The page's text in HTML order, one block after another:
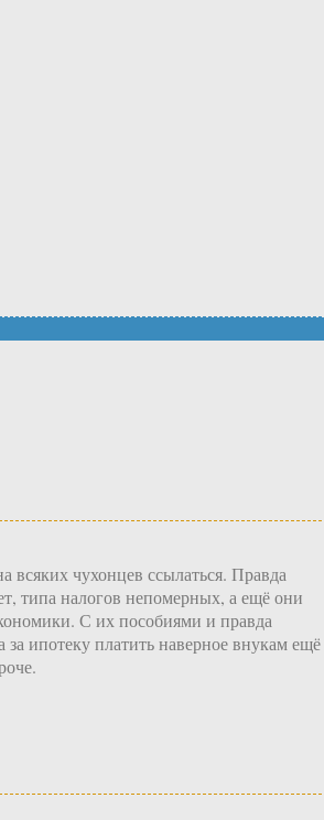
чухонцев ссылаться. Правда
типа налогов непомерных, а ещё они
С их пособиями и правда
за ипотеку платить наверное внукам ещё